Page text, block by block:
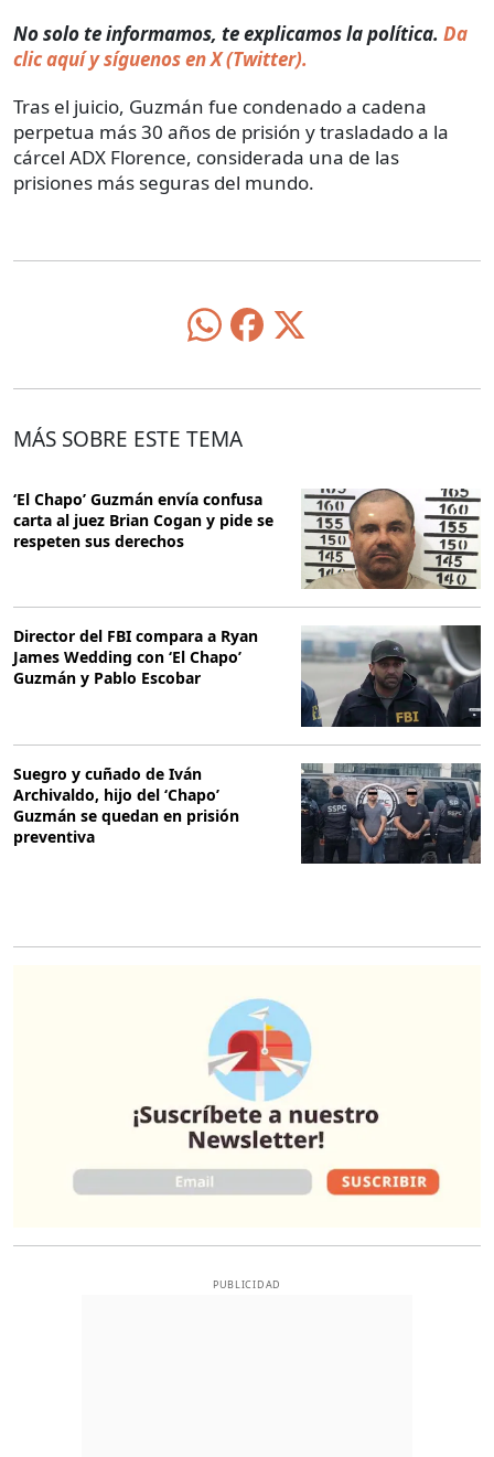
No solo te informamos, te explicamos la política. Da
clic aquí y síguenos en X (Twitter).
Tras el juicio, Guzmán fue condenado a cadena
perpetua más 30 años de prisión y trasladado a la
cárcel ADX Florence, considerada una de las
prisiones más seguras del mundo.
MÁS SOBRE ESTE TEMA
‘El Chapo’ Guzmán envía confusa
carta al juez Brian Cogan y pide se
respeten sus derechos
Director del FBI compara a Ryan
James Wedding con ‘El Chapo’
Guzmán y Pablo Escobar
Suegro y cuñado de Iván
Archivaldo, hijo del ‘Chapo’
Guzmán se quedan en prisión
preventiva
PUBLICIDAD